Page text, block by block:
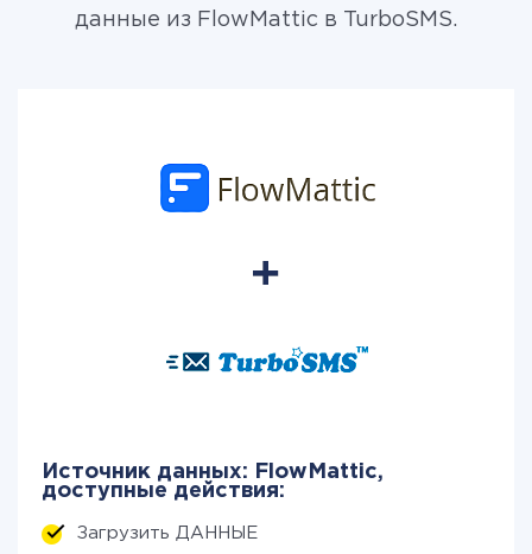
данные из FlowMattic в TurboSMS.
Источник данных: FlowMattic,
доступные действия:
Загрузить ДАННЫЕ